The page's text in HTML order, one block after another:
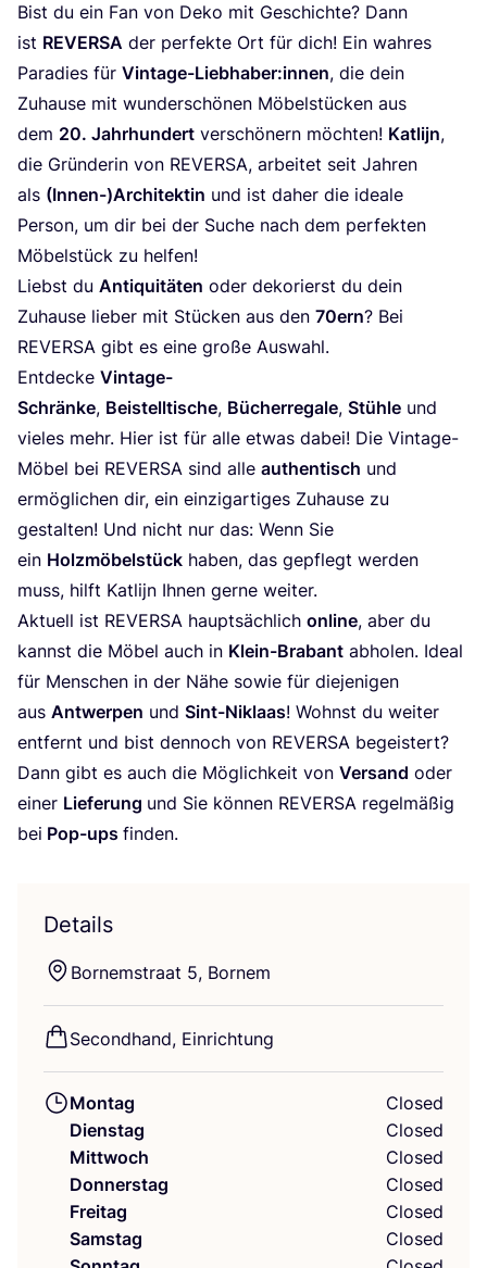
Bist du ein Fan von Deko mit Geschich­te? Dann
ist REVER­SA der per­fek­te Ort für dich! Ein wah­res
Para­dies für Vintage-Liebhaber:innen, die dein
Zuhau­se mit wun­der­schö­nen Möbel­stü­cken aus
dem 20. Jahr­hun­dert ver­schö­nern möch­ten! Kat­li­jn,
die Grün­de­rin von REVER­SA, arbei­tet seit Jah­ren
als (Innen-)Architektin und ist daher die idea­le
Per­son, um dir bei der Suche nach dem per­fek­ten
Möbel­stück zu helfen!
Liebst du Anti­qui­tä­ten oder deko­rierst du dein
Zuhau­se lie­ber mit Stü­cken aus den 70ern? Bei
REVER­SA gibt es eine gro­ße Aus­wahl.
Ent­de­cke Vin­ta­ge-
Schrän­ke, Bei­stell­ti­sche, Bücher­re­ga­le, Stüh­le und
vie­les mehr. Hier ist für alle etwas dabei! Die Vin­ta­ge-
Möbel bei REVER­SA sind alle authen­tisch und
ermög­li­chen dir, ein ein­zig­ar­ti­ges Zuhau­se zu
gestal­ten! Und nicht nur das: Wenn Sie
ein Holz­mö­bel­stück haben, das gepflegt wer­den
muss, hilft Kat­li­jn Ihnen ger­ne weiter.
Aktu­ell ist REVER­SA haupt­säch­lich online, aber du
kannst die Möbel auch in Klein-Bra­bant abho­len. Ide­al
für Men­schen in der Nähe sowie für die­je­ni­gen
aus Ant­wer­pen und Sint-Nik­laas! Wohnst du wei­ter
ent­fernt und bist den­noch von REVER­SA begeis­tert?
Dann gibt es auch die Mög­lich­keit von Ver­sand oder
einer Lie­fe­rung und Sie kön­nen REVER­SA regel­mä­ßig
bei Pop-ups fin­den.
Details
Born­em­s­tra­at 5, Bornem
Second­hand, Einrichtung
Montag
Closed
Dienstag
Closed
Mittwoch
Closed
Donnerstag
Closed
Freitag
Closed
Samstag
Closed